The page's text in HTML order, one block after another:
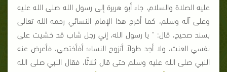
عليه الصلاة والسلام، جاء أبو هريرة إلى رسول الله صلى الله عليه
وعلى آله وسلم، كما أخرج هذا الإمام النسائي رحمه الله تعالى
بسند صحيح، قال: " يا رسول الله، إني رجل شاب قد خشيت على
نفسي العنت، ولا أجد طولاً أتزوج النساء؛ أفأختصي، فأعرض عنه
النبي صلى الله عليه وسلم حتى قال ثلاثًا، فقال النبي صلى الله